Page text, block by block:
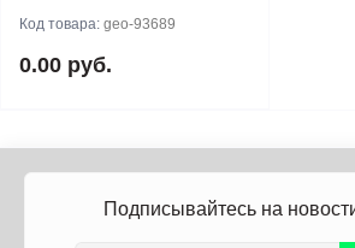
Код товара: geo-93689
0.00 руб.
Подписывайтесь на